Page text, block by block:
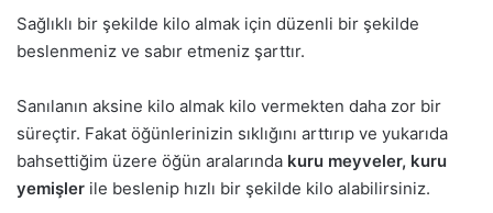
Sağlıklı bir şekilde kilo almak için düzenli bir şekilde
beslenmeniz ve sabır etmeniz şarttır.
Sanılanın aksine kilo almak kilo vermekten daha zor bir
süreçtir. Fakat öğünlerinizin sıklığını arttırıp ve yukarıda
bahsettiğim üzere öğün aralarında kuru meyveler, kuru
yemişler ile beslenip hızlı bir şekilde kilo alabilirsiniz.